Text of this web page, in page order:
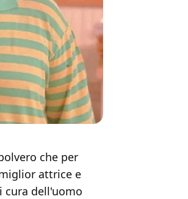
che per
attrice e
cura dell'uomo